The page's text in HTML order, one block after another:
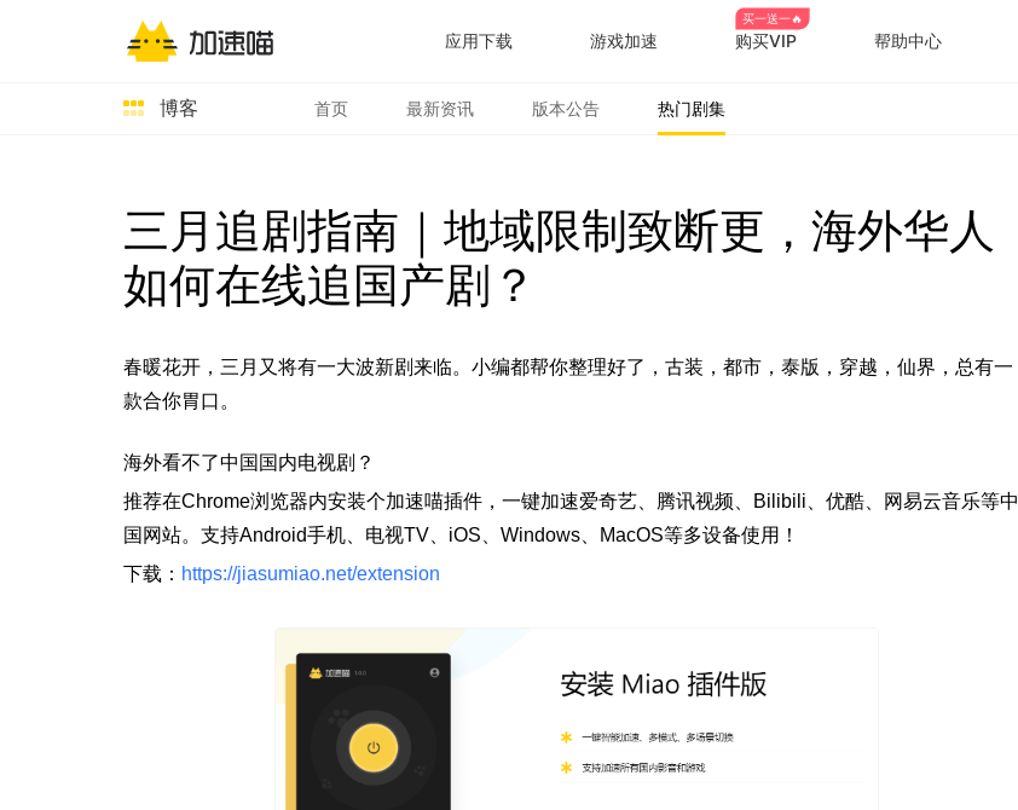
应用下载 游戏加速 购买VIP
买一送一🔥
帮助中心
博客 首页 最新资讯 版本公告 热门剧集
三月追剧指南｜地域限制致断更，海外华人
如何在线追国产剧？
春暖花开，三月又将有一大波新剧来临。小编都帮你整理好了，古装，都市，泰版，穿越，仙界，总有一
款合你胃口。
海外看不了中国国内电视剧？
推荐在Chrome浏览器内安装个加速喵插件，一键加速爱奇艺、腾讯视频、Bilibili、优酷、网易云音乐等中
国网站。支持Android手机、电视TV、iOS、Windows、MacOS等多设备使用！
下载： https://jiasumiao.net/extension